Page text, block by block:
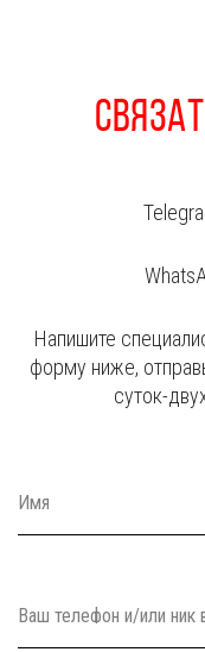
Напишите
форму ниже,
суток-
Имя
Ваш телефон и/или ник